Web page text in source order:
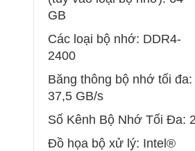
GB
Các loại bộ nhớ: DDR4-
2400
Băng thông bộ nhớ tối đa:
37,5 GB/s
Số Kênh Bộ Nhớ Tối Đa:
Đồ họa bộ xử lý: Intel®